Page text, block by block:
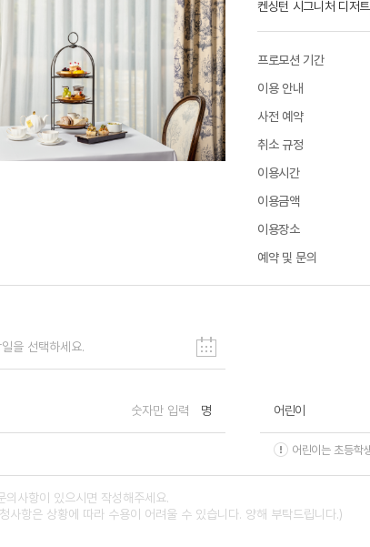
켄싱턴 시그니처 디저
프로모션 기간
이용 안내
사전 예약
취소 규정
이용시간
이용금액
이용장소
예약 및 문의
명 어린이
어린이는 초등학